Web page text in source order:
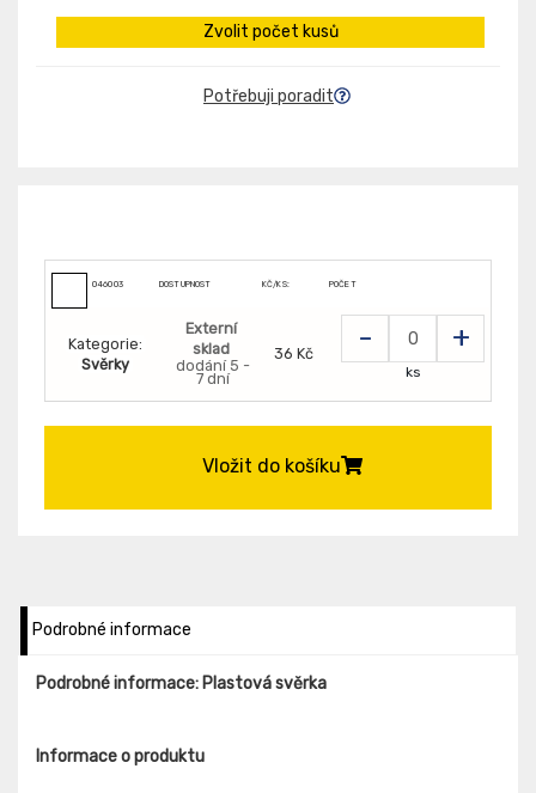
Zvolit počet kusů
Potřebuji poradit
046003 DOSTUPNOST KČ/KS: POČET
Kategorie:
Svěrky
Externí
sklad
dodání 5 -
7 dní
36 Kč - +
ks
Vložit do košíku
Podrobné informace
Podrobné informace: Plastová svěrka
Informace o produktu